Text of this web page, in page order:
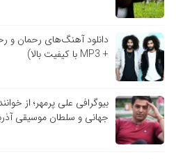
دانلود آهنگ‌های رحمان و
+ MP3 با کیفیت بالا)
بیوگرافی علی پرمهر؛ از
جهانی و سلطان موسیقی